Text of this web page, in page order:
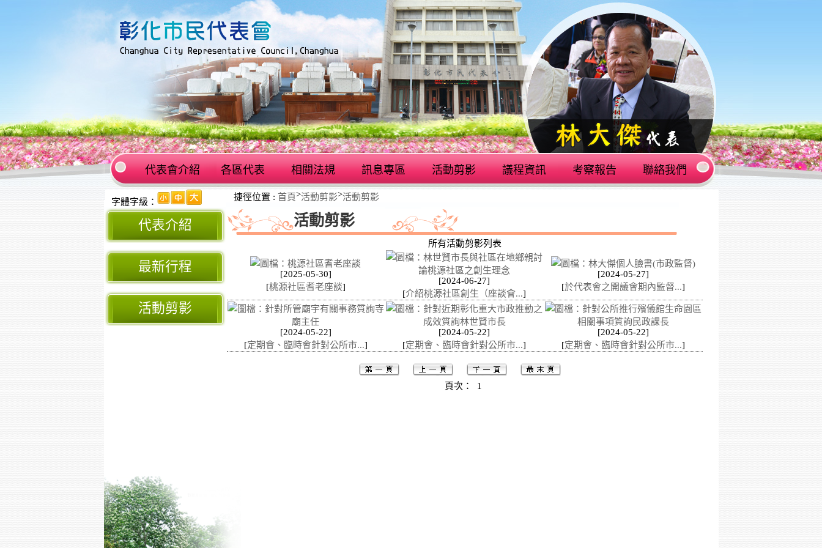
代表會介紹 各區代表 相關法規 訊息專區 活動剪影 議程資訊 考察報告 聯絡我們
字體字級：
代表介紹
最新行程
活動剪影
捷徑位置 : 首頁>活動剪影>活動剪影
活動剪影
所有活動剪影列表
[2025-05-30]
[桃源社區耆老座談]
[2024-06-27]
[介紹桃源社區創生（座談會...]
[2024-05-27]
[於代表會之開議會期內監督...]
[2024-05-22]
[定期會、臨時會針對公所市...]
[2024-05-22]
[定期會、臨時會針對公所市...]
[2024-05-22]
[定期會、臨時會針對公所市...]
頁次： 1